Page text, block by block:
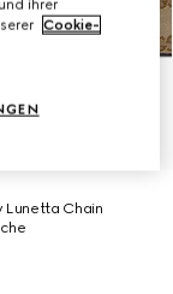
Lunetta Chain
ihrer
Cookie-